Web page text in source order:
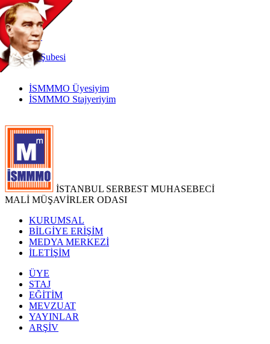
TR
|
EN
İnternetŞubesi
İSMMMO Üyesiyim
İSMMMO Stajyeriyim
İSTANBUL SERBEST MUHASEBECİ
MALİ MÜŞAVİRLER ODASI
KURUMSAL
BİLGİYE ERİŞİM
MEDYA MERKEZİ
İLETİŞİM
ÜYE
STAJ
EĞİTİM
MEVZUAT
YAYINLAR
ARŞİV